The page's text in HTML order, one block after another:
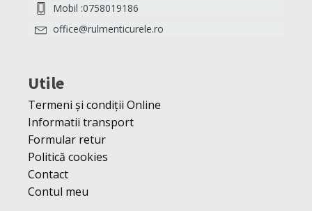
Mobil :0758019186
office@rulmenticurele.ro
Utile
Termeni și condiții Online
Informatii transport
Formular retur
Politică cookies
Contact
Contul meu